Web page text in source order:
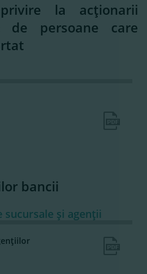
la acţionarii
de persoane care
bancii
sucursale şi agenţii